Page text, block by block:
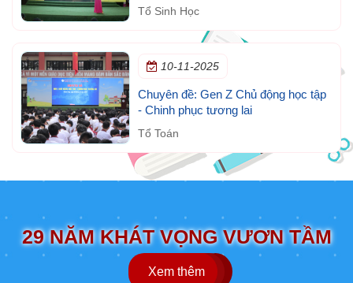
ngày thế giới phòng, chống HIV/AIDS
(1/12)
Tổ Sinh Học
10-11-2025
Chuyên đề: Gen Z Chủ động học tập
- Chinh phục tương lai
Tổ Toán
29 NĂM KHÁT VỌNG VƯƠN TẦM
Xem thêm